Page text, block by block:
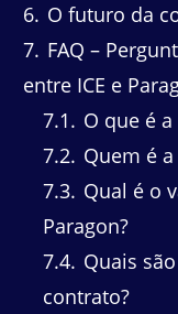
6 O futuro da
7 FAQ –
entre ICE e
7.1
O que é a
7.2 Quem é
7.3 Qual é o
Paragon?
7.4 Quais
contrato?